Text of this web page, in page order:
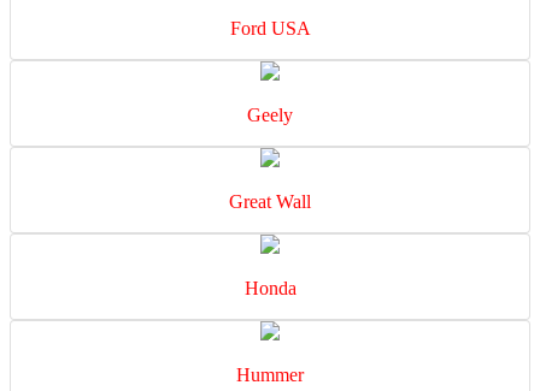
Ford USA
Geely
Great Wall
Honda
Hummer